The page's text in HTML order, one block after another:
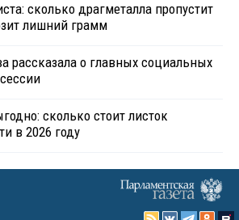
сколько драгметалла пропустит
лишний грамм
рассказала о главных социальных
сколько стоит листок
в 2026 году